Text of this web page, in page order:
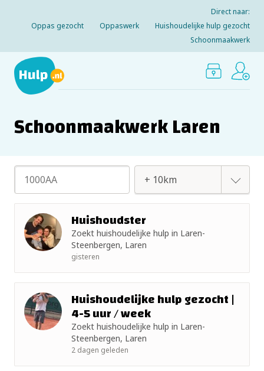
Direct naar:
Oppas gezocht
Oppaswerk
Huishoudelijke hulp gezocht
Schoonmaakwerk
Schoonmaakwerk Laren
+ 2km
+ 5km
+ 15km
+ 25km
Huishoudster
Zoekt huishoudelijke hulp in Laren-
Steenbergen, Laren
gisteren
Huishoudelijke hulp gezocht |
4-5 uur / week
Zoekt huishoudelijke hulp in Laren-
Steenbergen, Laren
2 dagen geleden